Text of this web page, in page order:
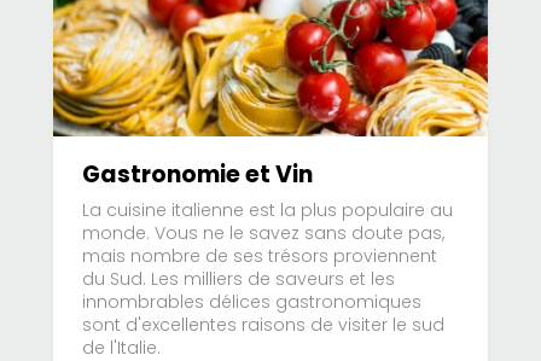
Gastronomie et Vin
La cuisine italienne est la plus populaire au
monde. Vous ne le savez sans doute pas,
mais nombre de ses trésors proviennent
du Sud. Les milliers de saveurs et les
innombrables délices gastronomiques
sont d'excellentes raisons de visiter le sud
de l'Italie.